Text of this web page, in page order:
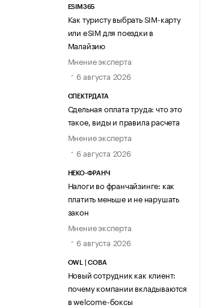
ESIM365
Как туристу выбрать SIM-карту
или eSIM для поездки в
Малайзию
Мнение эксперта
6 августа 2026
СПЕКТРДАТА
Сдельная оплата труда: что это
такое, виды и правила расчета
Мнение эксперта
6 августа 2026
НЕКО-ФРАНЧ
Налоги во франчайзинге: как
платить меньше и не нарушать
закон
Мнение эксперта
6 августа 2026
OWL | СОВА
Новый сотрудник как клиент:
почему компании вкладываются
в welcome-боксы